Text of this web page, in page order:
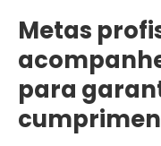
Metas
para